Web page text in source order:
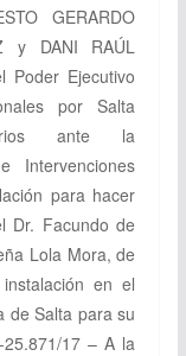
GERARDO
y DANI RAÚL
Poder Ejecutivo
por Salta
ante la
Intervenciones
para hacer
Dr. Facundo de
Lola Mora, de
en el
de Salta para su
25.871/17 – A la